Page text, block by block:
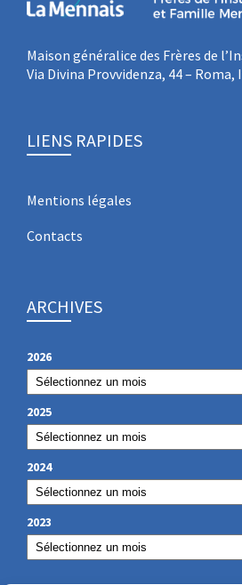
Maison généralice des Frères de
Via Divina Provvidenza, 44 –
LIENS RAPIDES
Mentions légales
Contacts
ARCHIVES
2026
2025
2024
2023